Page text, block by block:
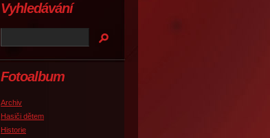
Fotoalbum
Archiv
Hasiči dětem
Historie
Vyhledávání